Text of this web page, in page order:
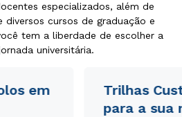
especializados, além de
diversos cursos de graduação e
tem a liberdade de escolher a
universitária.
em
Trilhas
para a sua